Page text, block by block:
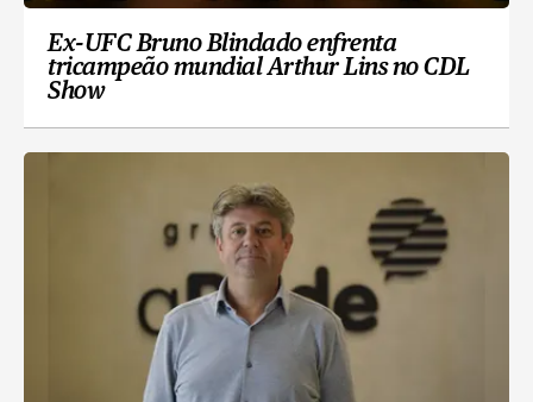
Ex-UFC Bruno Blindado enfrenta
tricampeão mundial Arthur Lins no CDL
Show